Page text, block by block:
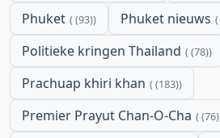
Phuket (93) Phuket nieuws
Politieke kringen Thailand (78)
Prachuap khiri khan (183)
Premier Prayut Chan-O-Cha (76)